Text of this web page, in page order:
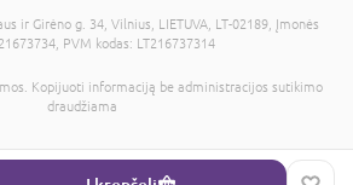
ir Girėno g. 34, Vilnius, LIETUVA, LT-02189, Įmonės
PVM kodas: LT216737314
Kopijuoti informaciją be administracijos sutikimo
draudžiama